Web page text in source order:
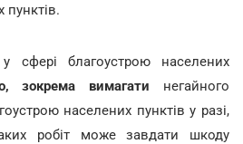
пунктів.
сфері благоустрою населених
зокрема вимагати негайного
населених пунктів у разі,
робіт може завдати шкоду